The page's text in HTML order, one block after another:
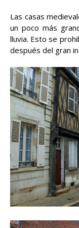
Las casas
un poco más
lluvia. Esto se
después del gran